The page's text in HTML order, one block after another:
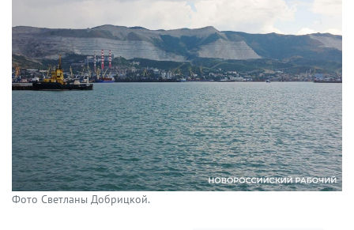
Фото Светланы Добрицкой.